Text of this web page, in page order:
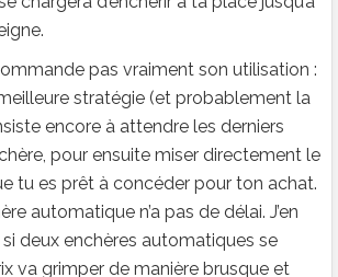
pas vraiment son utilisation :
stratégie (et probablement la
encore à attendre les derniers
pour ensuite miser directement le
tu es prêt à concéder pour ton achat.
automatique n’a pas de délai. J’en
deux enchères automatiques se
va grimper de manière brusque et